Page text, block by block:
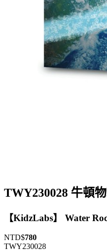
TWY230028 牛頓
【KidzLabs】 Water
NTD$780
TWY230028